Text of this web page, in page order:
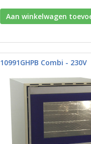
Aan winkelwagen
10991GHPB Combi - 230V